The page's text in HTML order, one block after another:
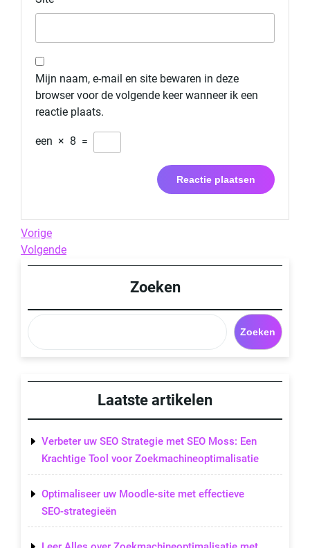
Mijn naam, e-mail en site bewaren in deze
browser voor de volgende keer wanneer ik een
reactie plaats.
een × 8 =
Berichtnavigatie
Previous
Post
Vorige
Next
Post
Volgende
Zoeken
Zoeken
Laatste artikelen
Verbeter uw SEO Strategie met SEO Moss: Een
Krachtige Tool voor Zoekmachineoptimalisatie
Optimaliseer uw Moodle-site met effectieve
SEO-strategieën